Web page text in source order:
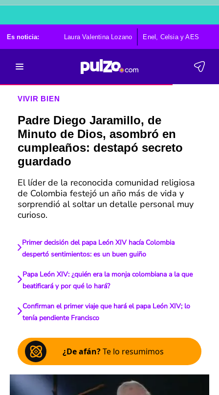
Es noticia: Laura Valentina Lozano Enel, Celsia y AES
VIVIR BIEN
Padre Diego Jaramillo, de
Minuto de Dios, asombró en
cumpleaños: destapó secreto
guardado
El líder de la reconocida comunidad religiosa
de Colombia festejó un año más de vida y
sorprendió al soltar un detalle personal muy
curioso.
Primer decisión del papa León XIV hacía Colombia
despertó sentimientos: es un buen guiño
Papa León XIV: ¿quién era la monja colombiana a la que
beatificará y por qué lo hará?
Confirman el primer viaje que hará el papa León XIV; lo
tenía pendiente Francisco
¿De afán?Te lo resumimos